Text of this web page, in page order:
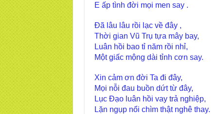
E ấp tình đời mọi men say .
Đã lâu lâu rồi lạc về đây ,
Thời gian Vũ Trụ tựa mây bay,
Luân hồi bao tỉ năm rồi nhỉ,
Một giấc mộng dài tỉnh cơn say.
Xin cảm ơn đời Ta đi đây,
Mọi nỗi đau buồn dứt từ đây,
Lục Đạo luân hồi vay trả nghiệp,
Lặn ngụp nổi chìm thật nghê thay.